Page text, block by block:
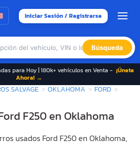
Iniciar Sesión / Registrarse
Búsqueda
para Hoy | 180k+ vehículos en Venta - ¡Únete
Ahora! →
SALVAGE OKLAHOMA
FORD
F250 en Oklahoma
usados Ford F250 en Oklahoma,